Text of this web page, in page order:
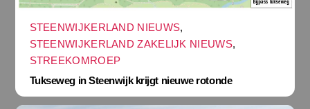
STEENWIJKERLAND NIEUWS,
STEENWIJKERLAND ZAKELIJK NIEUWS,
STREEKOMROEP
Tukseweg in Steenwijk krijgt nieuwe rotonde